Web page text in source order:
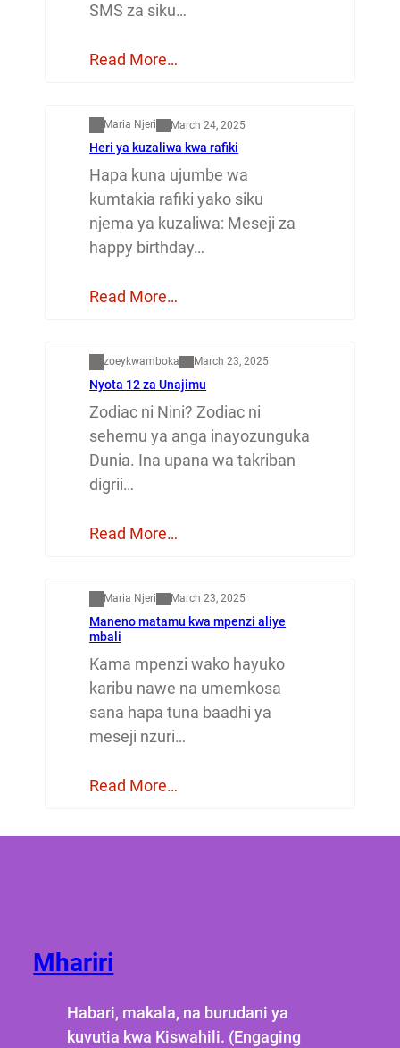
SMS za siku…
Read More…
Maria Njeri March 24, 2025
Heri ya kuzaliwa kwa rafiki
Hapa kuna ujumbe wa
kumtakia rafiki yako siku
njema ya kuzaliwa: Meseji za
happy birthday…
Read More…
zoeykwamboka March 23, 2025
Nyota 12 za Unajimu
Zodiac ni Nini? Zodiac ni
sehemu ya anga inayozunguka
Dunia. Ina upana wa takriban
digrii…
Read More…
Maria Njeri March 23, 2025
Maneno matamu kwa mpenzi aliye
mbali
Kama mpenzi wako hayuko
karibu nawe na umemkosa
sana hapa tuna baadhi ya
meseji nzuri…
Read More…
Mhariri
Habari, makala, na burudani ya
kuvutia kwa Kiswahili. (Engaging